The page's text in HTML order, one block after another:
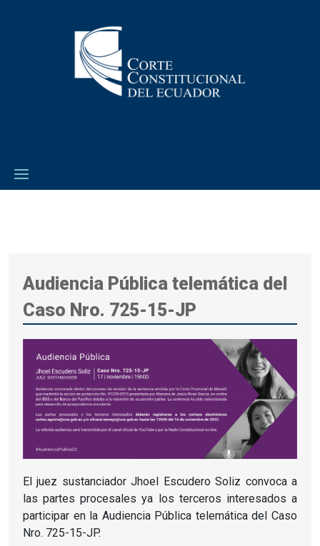
Audiencia Pública telemática del
Caso Nro. 725-15-JP
El juez sustanciador Jhoel Escudero Soliz convoca a
las partes procesales ya los terceros interesados ​​​​a
participar en la Audiencia Pública telemática del Caso
Nro. 725-15-JP.